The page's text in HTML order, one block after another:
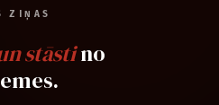
ZIŅAS
stāstino